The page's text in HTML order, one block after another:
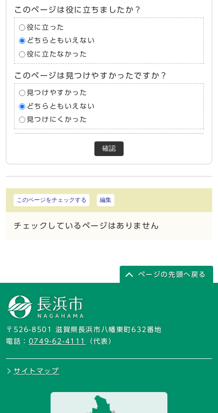
このページは役に立ちましたか？
役に立った
どちらともいえない
役に立たなかった
このページは見つけやすかったですか？
見つけやすかった
どちらともいえない
見つけにくかった
確認
このページをチェックする 編集
チェックしているページはありません
ページの先頭へ戻る
〒526-8501 滋賀県長浜市八幡東町632番地
電話： 0749-62-4111 （代表）
サイトマップ